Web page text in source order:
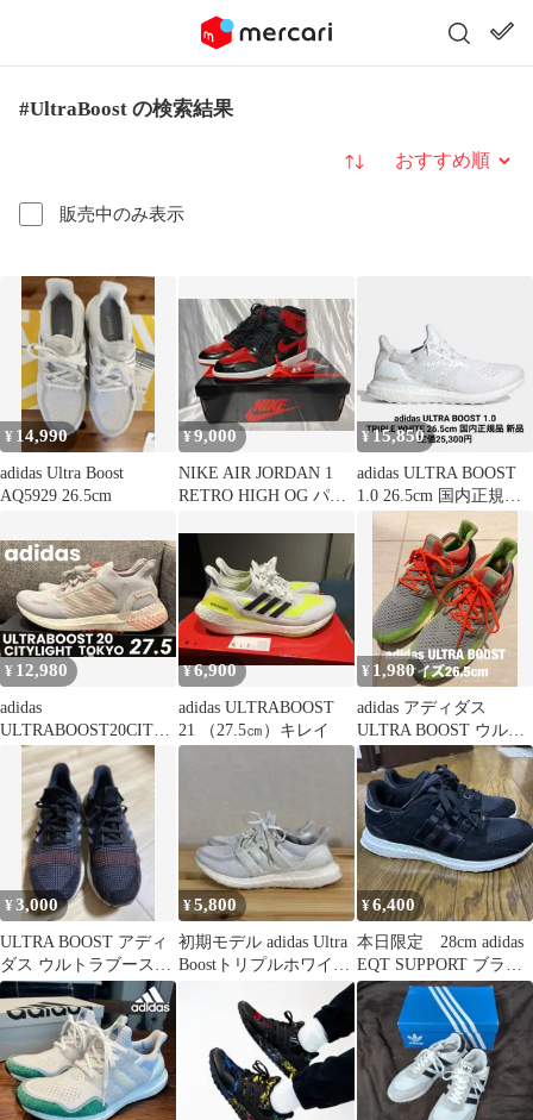
#UltraBoost の検索結果
販売中のみ表示
並び替え
¥ 14,990
adidas Ultra Boost
AQ5929 26.5cm
¥9,000
NIKE AIR JORDAN 1
RETRO HIGH OG パテ
¥15,850
adidas ULTRA BOOST
1.0 26.5cm 国内正規品
新品
¥ 12,980
adidas
ULTRABOOST20CITYL
IGHT☆27.5☆新品・箱
¥6,900
adidas ULTRABOOST
21 （27.5㎝）キレイ
¥ 1,980
adidas アディダス
ULTRA BOOST ウルト
ラブースト 26.5cm
¥3,000
ULTRA BOOST アディ
ダス ウルトラブースト
19
¥5,800
初期モデル adidas Ultra
Boostトリプルホワイト
¥6,400
本日限定 28cm adidas
EQT SUPPORT ブラッ
ク スウェード